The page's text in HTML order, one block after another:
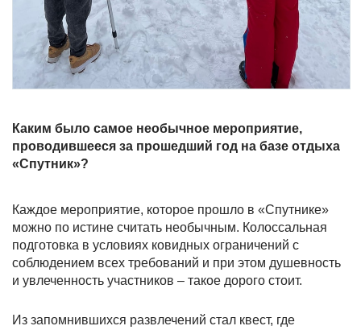
Каким было самое необычное мероприятие,
проводившееся за прошедший год на базе отдыха
«Спутник»?
Каждое мероприятие, которое прошло в «Спутнике»
можно по истине считать необычным. Колоссальная
подготовка в условиях ковидных ограничений с
соблюдением всех требований и при этом душевность
и увлеченность участников – такое дорого стоит.
Из запомнившихся развлечений стал квест, где